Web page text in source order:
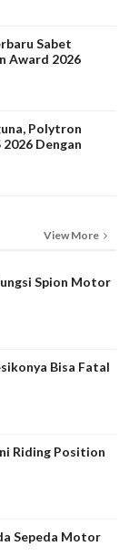
Sabet
Award 2026
Polytron
Dengan
View More
Spion Motor
Bisa Fatal
Riding Position
Sepeda Motor